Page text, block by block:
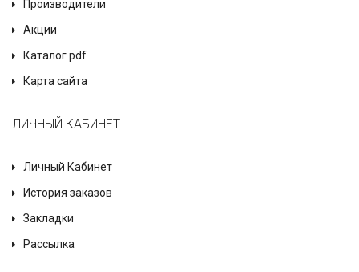
Производители
Акции
Каталог pdf
Карта сайта
ЛИЧНЫЙ КАБИНЕТ
Личный Кабинет
История заказов
Закладки
Рассылка